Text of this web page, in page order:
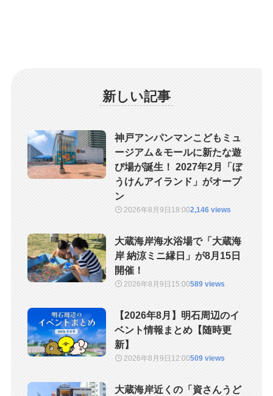
新しい記事
神戸アンパンマンこどもミュ
ージアム＆モールに新たな遊
び場が誕生！ 2027年2月「ぼ
うけんアイランド」がオープ
ン
2026年8月9日 18:002,146 views
大蔵海岸海水浴場で「大蔵海
岸 納涼ミニ縁日」が8月15日
開催！
2026年8月9日 15:00589 views
【2026年8月】明石周辺のイ
ベント情報まとめ【随時更
新】
2026年8月9日 12:00509 views
大蔵海岸近くの「資さんうど